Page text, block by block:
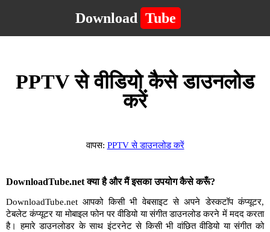
Download Tube
PPTV से वीडियो कैसे डाउनलोड
करें
वापस: PPTV से डाउनलोड करें
DownloadTube.net क्या है और मैं इसका उपयोग कैसे करूँ?
DownloadTube.net आपको किसी भी वेबसाइट से अपने डेस्कटॉप कंप्यूटर,
टेबलेट कंप्यूटर या मोबाइल फोन पर वीडियो या संगीत डाउनलोड करने में मदद करता
है। हमारे डाउनलोडर के साथ इंटरनेट से किसी भी वांछित वीडियो या संगीत को